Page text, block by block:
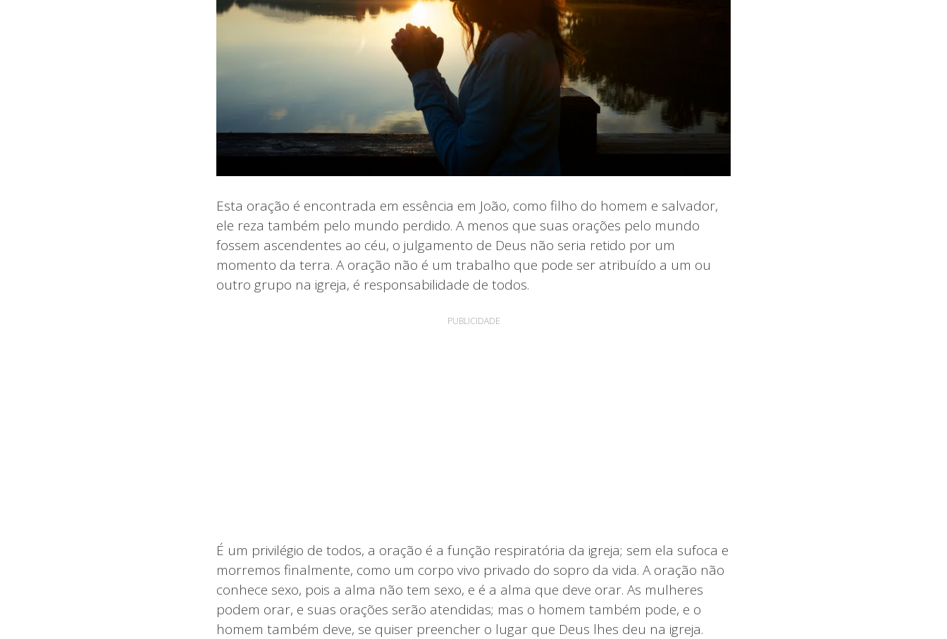
Esta oração é encontrada em essência em João, como filho do homem e salvador,
ele reza também pelo mundo perdido. A menos que suas orações pelo mundo
fossem ascendentes ao céu, o julgamento de Deus não seria retido por um
momento da terra. A oração não é um trabalho que pode ser atribuído a um ou
outro grupo na igreja, é responsabilidade de todos.
PUBLICIDADE
É um privilégio de todos, a oração é a função respiratória da igreja; sem ela sufoca e
morremos finalmente, como um corpo vivo privado do sopro da vida. A oração não
conhece sexo, pois a alma não tem sexo, e é a alma que deve orar. As mulheres
podem orar, e suas orações serão atendidas; mas o homem também pode, e o
homem também deve, se quiser preencher o lugar que Deus lhes deu na igreja.